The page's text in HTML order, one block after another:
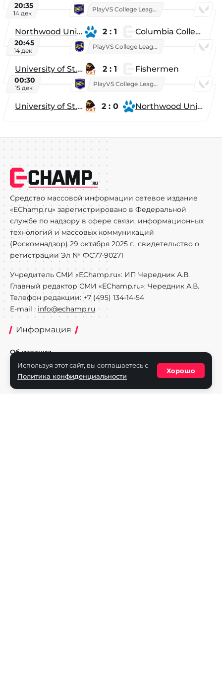
20:35
14 дек
PlayVS College League 2025: Fall
Northwood University 2 : 1 Columbia College
20:45
14 дек
PlayVS College League 2025: Fall
University of St. Thomas 2 : 1 Fishermen
00:30
15 дек
PlayVS College League 2025: Fall
University of St. Thomas 2 : 0 Northwood University
Средство массовой информации сетевое издание
«EChamp.ru» зарегистрировано в Федеральной
службе по надзору в сфере связи, информационных
технологий и массовых коммуникаций
(Роскомнадзор) 29 октября 2025 г., свидетельство о
регистрации Эл № ФС77-90271
Учредитель СМИ «EChamp.ru»: ИП Чередник А.В.
Главный редактор СМИ «EChamp.ru»: Чередник А.В.
Телефон редакции: +7 (495) 134-14-54
E-mail : info@echamp.ru
Информация
Об издании
Реклама на портале
Политика конфиденциальности
Используя этот сайт, вы соглашаетесь с
Политика конфиденциальности
Хорошо